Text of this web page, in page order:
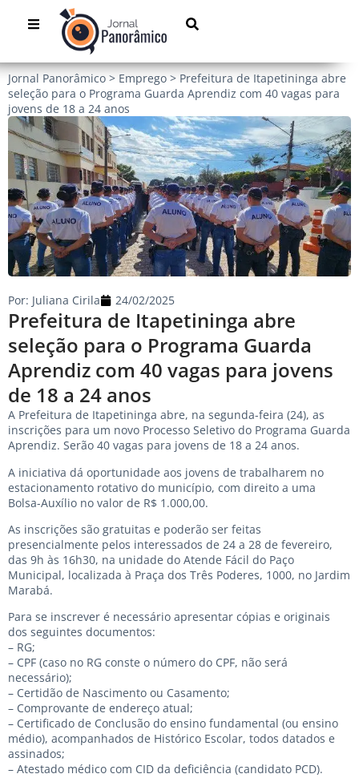
Jornal Panorâmico > Emprego > Prefeitura de Itapetininga abre
seleção para o Programa Guarda Aprendiz com 40 vagas para
jovens de 18 a 24 anos
Prefeitura de Itapetininga abre
seleção para o Programa Guarda
Aprendiz com 40 vagas para jovens
de 18 a 24 anos
Por: Juliana Cirila 24/02/2025
A Prefeitura de Itapetininga abre, na segunda-feira (24), as
inscrições para um novo Processo Seletivo do Programa Guarda
Aprendiz. Serão 40 vagas para jovens de 18 a 24 anos.
A iniciativa dá oportunidade aos jovens de trabalharem no
estacionamento rotativo do município, com direito a uma
Bolsa-Auxílio no valor de R$ 1.000,00.
As inscrições são gratuitas e poderão ser feitas
presencialmente pelos interessados de 24 a 28 de fevereiro,
das 9h às 16h30, na unidade do Atende Fácil do Paço
Municipal, localizada à Praça dos Três Poderes, 1000, no Jardim
Marabá.
Para se inscrever é necessário apresentar cópias e originais
dos seguintes documentos:
– RG;
– CPF (caso no RG conste o número do CPF, não será
necessário);
– Certidão de Nascimento ou Casamento;
– Comprovante de endereço atual;
– Certificado de Conclusão do ensino fundamental (ou ensino
médio), acompanhados de Histórico Escolar, todos datados e
assinados;
– Atestado médico com CID da deficiência (candidato PCD).